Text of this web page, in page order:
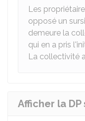
Les
opposé un
demeure la
qui en a pris
La collectivité
Afficher la